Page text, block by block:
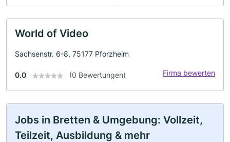
World of Video
Sachsenstr. 6-8, 75177 Pforzheim
0.0 (0 Bewertungen) Firma bewerten
Jobs in Bretten & Umgebung: Vollzeit,
Teilzeit, Ausbildung & mehr